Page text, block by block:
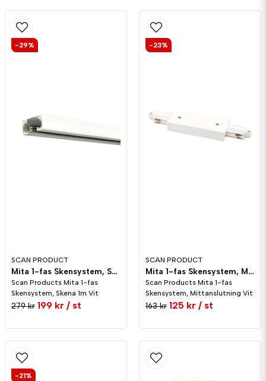
Namn
email
SCAN PRODUCT
Mita 1-fas Skensystem, Skena 1m Vit
Scan Products Mita 1-fas
Skensystem, Skena 1m Vit
279 kr 199 kr / st
-29%
SCAN PRODUCT
Mita 1-fas Skensystem, Mittanslutning Vit
Scan Products Mita 1-fas
Skensystem, Mittanslutning Vit
163 kr 125 kr / st
-23%
-21%